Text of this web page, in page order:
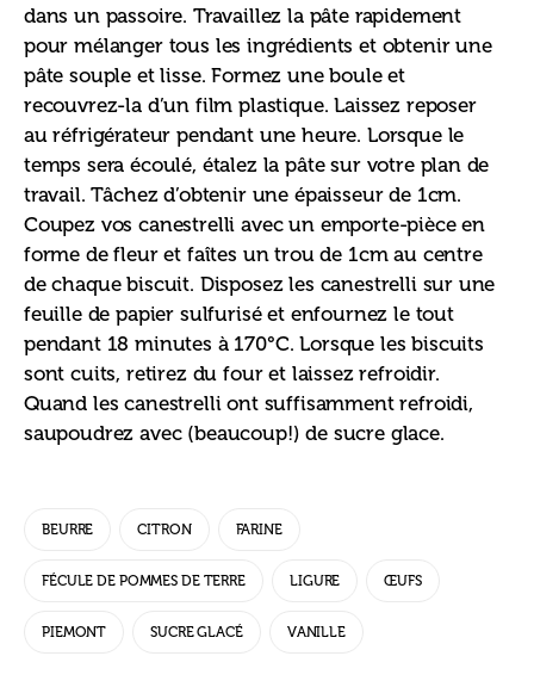
dans un passoire. Travaillez la pâte rapidement
pour mélanger tous les ingrédients et obtenir une
pâte souple et lisse. Formez une boule et
recouvrez-la d’un film plastique. Laissez reposer
au réfrigérateur pendant une heure. Lorsque le
temps sera écoulé, étalez la pâte sur votre plan de
travail. Tâchez d’obtenir une épaisseur de 1cm.
Coupez vos canestrelli avec un emporte-pièce en
forme de fleur et faîtes un trou de 1cm au centre
de chaque biscuit. Disposez les canestrelli sur une
feuille de papier sulfurisé et enfournez le tout
pendant 18 minutes à 170°C. Lorsque les biscuits
sont cuits, retirez du four et laissez refroidir.
Quand les canestrelli ont suffisamment refroidi,
saupoudrez avec (beaucoup!) de sucre glace.
BEURRE CITRON FARINE
FÉCULE DE POMMES DE TERRE LIGURE ŒUFS
PIEMONT SUCRE GLACÉ VANILLE